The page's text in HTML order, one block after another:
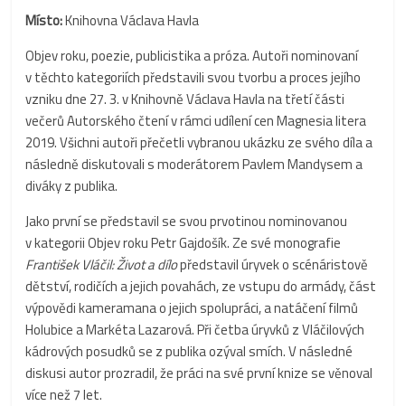
Místo:Knihovna Václava Havla
Objev roku, poezie, publicistika a próza. Autoři nominovaní
v těchto kategoriích představili svou tvorbu a proces jejího
vzniku dne 27. 3. v Knihovně Václava Havla na třetí části
večerů Autorského čtení v rámci udílení cen Magnesia litera
2019. Všichni autoři přečetli vybranou ukázku ze svého díla a
následně diskutovali s moderátorem Pavlem Mandysem a
diváky z publika.
Jako první se představil se svou prvotinou nominovanou
v kategorii Objev roku Petr Gajdošík. Ze své monografie
František Vláčil: Život a dílopředstavil úryvek o scénáristově
dětství, rodičích a jejich povahách, ze vstupu do armády, část
výpovědi kameramana o jejich spolupráci, a natáčení filmů
Holubice a Markéta Lazarová. Při četba úryvků z Vláčilových
kádrových posudků se z publika ozýval smích. V následné
diskusi autor prozradil, že práci na své první knize se věnoval
více než 7 let.